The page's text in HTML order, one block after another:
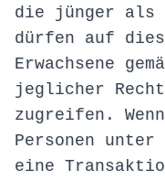
die jünger als
dürfen auf
Erwachsene
jeglicher
zugreifen.
Personen unter
eine